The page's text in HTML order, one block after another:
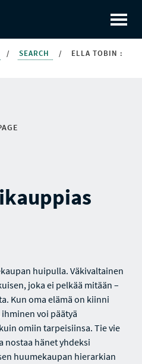
/ SEARCH /
ELLA TOBIN :
huipulla. Väkivaltainen
joka ei pelkää mitään –
Kun oma elämä on kiinni
voi päätyä
omiin tarpeisiinsa. Tie vie
nostaa hänet yhdeksi
huumekaupan hierarkian